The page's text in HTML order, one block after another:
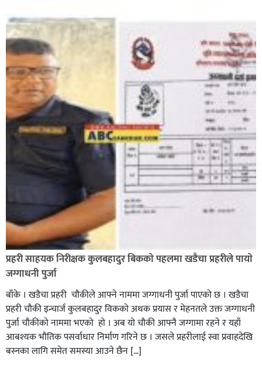
प्रहरी साहयक निरीक्षक कुलबहादुर बिककाे पहलमा खडैचा प्रहरीले पायाे
जग्गाधनी पुर्जा
बाँके । खडैचा प्रहरी चाैकीले आफ्ने नाममा जग्गाधनी पुर्जा पाएकाे छ । खडैचा
प्रहरी चाैकी इन्चार्ज कुलबहादुर विककाे अथक प्रयास र मेहनतले उक्त जग्गाधनी
पुर्जा चाैकीकाे नाममा भएको हाे । अब याे चाैकी आफ्नै जग्गामा रहने र यहाँ
आबश्यक भाैतिक पसर्वाधार निर्माण गरिने छ । जसले प्रहरीलाई स्वा प्रवाहदेखि
बस्नका लागि समेत समस्या आउने छैन […]